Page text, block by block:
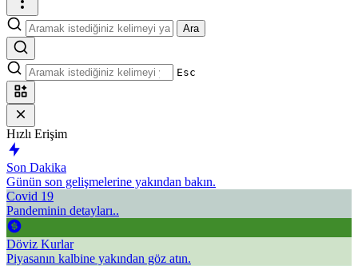
Ara
Esc
Hızlı Erişim
Son Dakika
Günün son gelişmelerine yakından bakın.
Covid 19
Pandeminin detayları..
Döviz Kurlar
Piyasanın kalbine yakından göz atın.